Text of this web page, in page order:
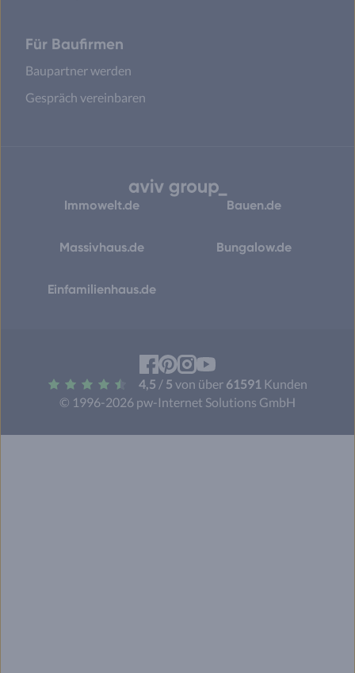
Für Baufirmen
Baupartner werden
Gespräch vereinbaren
Immowelt.de Bauen.de
Massivhaus.de Bungalow.de
Einfamilienhaus.de
© 1996-2026 pw-Internet Solutions GmbH
4,5 / 5 von über 61591 Kunden
Facebook
Pinterest
Instagram